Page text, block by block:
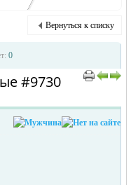
›
Вернуться к списку
0
#9730